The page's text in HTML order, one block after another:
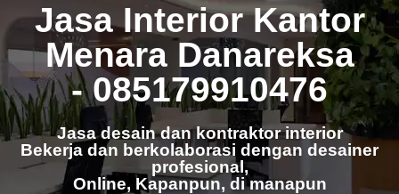
Jasa Interior Kantor
Menara Danareksa
- 085179910476
Jasa desain dan kontraktor interior
Bekerja dan berkolaborasi dengan desainer
profesional,
Online, Kapanpun, di manapun